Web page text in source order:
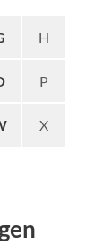
H
P
X